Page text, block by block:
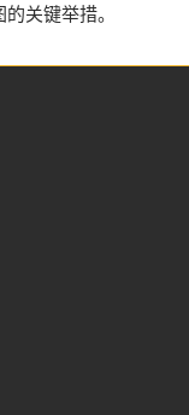
关键举措。